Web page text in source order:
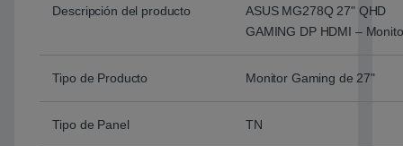
Descripción del producto
ASUS MG278Q 27" QHD
GAMING DP HDMI –
Tipo de Producto Monitor Gaming de 27"
Tipo de Panel TN